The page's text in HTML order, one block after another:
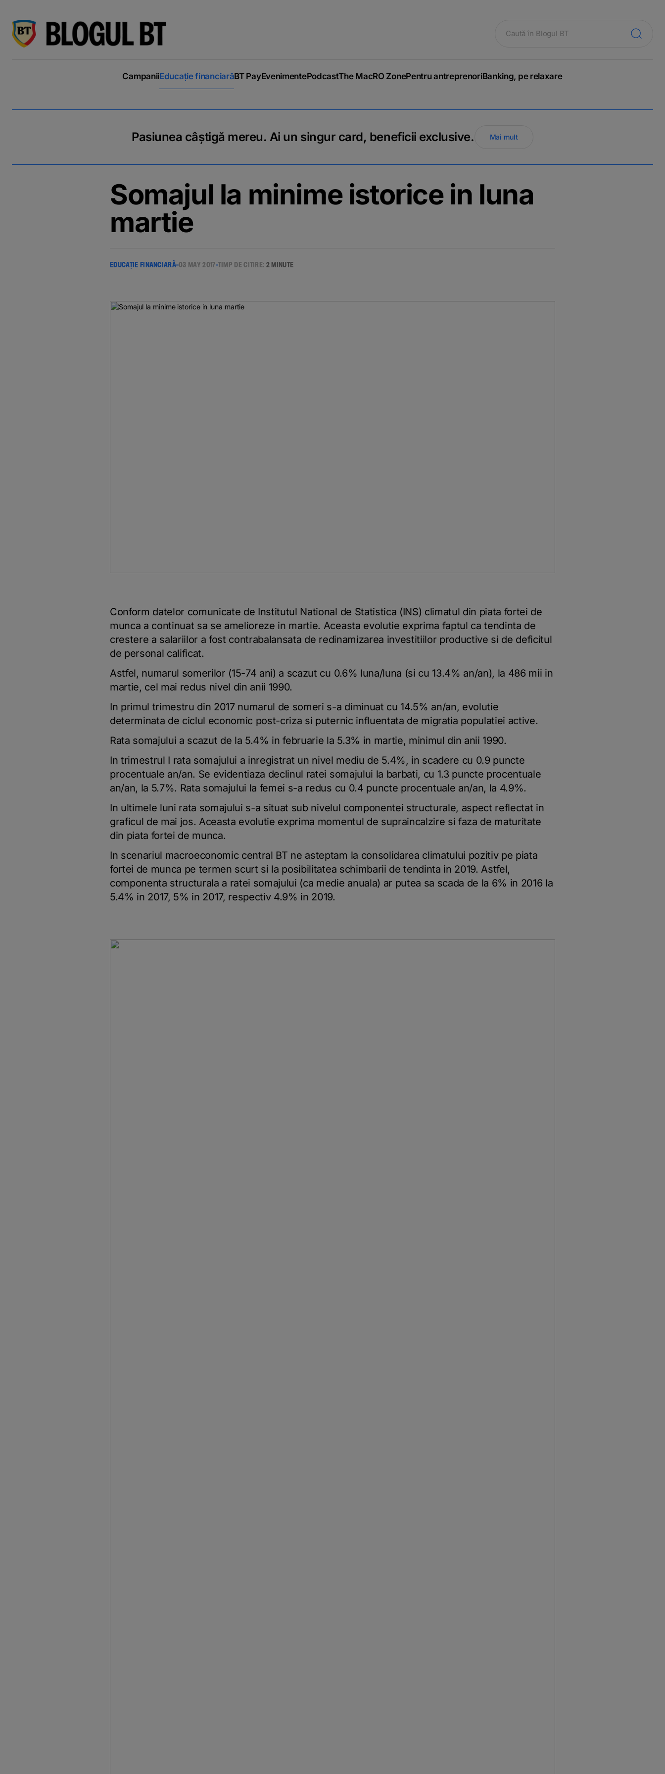
CampaniiEducație financiarăBT PayEvenimentePodcastThe MacRO ZonePentru antreprenoriBanking, pe relaxare
Pasiunea câștigă mereu. Ai un singur card, beneficii exclusive. Mai mult
Somajul la minime istorice in luna
martie
EDUCAȚIE FINANCIARĂ 03 MAY 2017 TIMP DE CITIRE: 2 MINUTE
Conform datelor comunicate de Institutul National de Statistica (INS) climatul din piata fortei de
munca a continuat sa se amelioreze in martie. Aceasta evolutie exprima faptul ca tendinta de
crestere a salariilor a fost contrabalansata de redinamizarea investitiilor productive si de deficitul
de personal calificat.
Astfel, numarul somerilor (15-74 ani) a scazut cu 0.6% luna/luna (si cu 13.4% an/an), la 486 mii in
martie, cel mai redus nivel din anii 1990.
In primul trimestru din 2017 numarul de someri s-a diminuat cu 14.5% an/an, evolutie
determinata de ciclul economic post-criza si puternic influentata de migratia populatiei active.
Rata somajului a scazut de la 5.4% in februarie la 5.3% in martie, minimul din anii 1990.
In trimestrul I rata somajului a inregistrat un nivel mediu de 5.4%, in scadere cu 0.9 puncte
procentuale an/an. Se evidentiaza declinul ratei somajului la barbati, cu 1.3 puncte procentuale
an/an, la 5.7%. Rata somajului la femei s-a redus cu 0.4 puncte procentuale an/an, la 4.9%.
In ultimele luni rata somajului s-a situat sub nivelul componentei structurale, aspect reflectat in
graficul de mai jos. Aceasta evolutie exprima momentul de supraincalzire si faza de maturitate
din piata fortei de munca.
In scenariul macroeconomic central BT ne asteptam la consolidarea climatului pozitiv pe piata
fortei de munca pe termen scurt si la posibilitatea schimbarii de tendinta in 2019. Astfel,
componenta structurala a ratei somajului (ca medie anuala) ar putea sa scada de la 6% in 2016 la
5.4% in 2017, 5% in 2017, respectiv 4.9% in 2019.